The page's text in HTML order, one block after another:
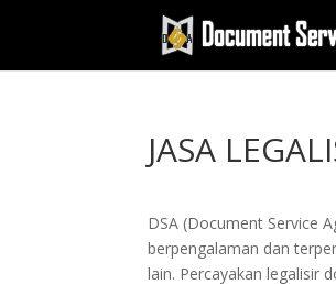
JASA
DSA (Document Service
berpengalaman dan
lain. Percayakan legalisir